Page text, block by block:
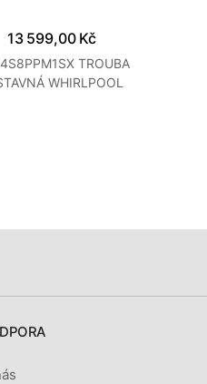
13 599,00 Kč
TROUBA
WHIRLPOOL